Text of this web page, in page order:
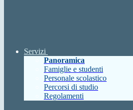
Servizi
Panoramica
Famiglie e studenti
Personale scolastico
Percorsi di studio
Regolamenti